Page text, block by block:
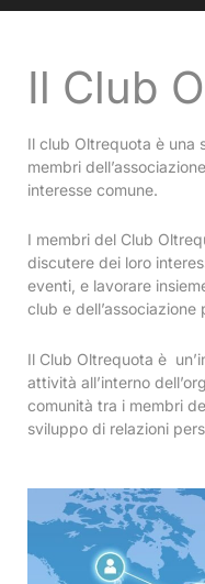
Il Club
Il club Oltrequota è una
membri
interesse comune.
I membri del Club
discutere dei loro
eventi, e lavorare
club e dell’associazione
Il Club Oltrequota è
attività all’interno
comunità tra i membri
sviluppo di relazioni